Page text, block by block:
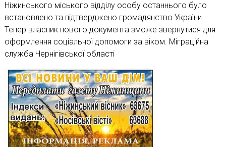
Ніжинського міського відділу особу останнього було
встановлено та підтверджено громадянство України.
Тепер власник нового документа зможе звернутися для
оформлення соціальної допомоги за віком. Міграційна
служба Чернігівської області